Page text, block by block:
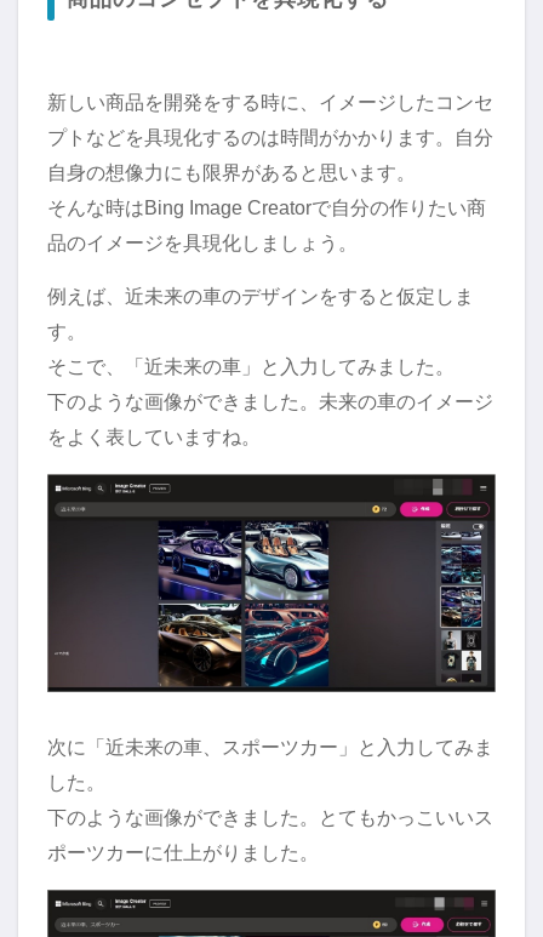
新しい商品を開発をする時に、イメージしたコンセ
プトなどを具現化するのは時間がかかります。自分
自身の想像力にも限界があると思います。
そんな時はBing Image Creatorで自分の作りたい商
品のイメージを具現化しましょう。
例えば、近未来の車のデザインをすると仮定しま
す。
そこで、「近未来の車」と入力してみました。
下のような画像ができました。未来の車のイメージ
をよく表していますね。
次に「近未来の車、スポーツカー」と入力してみま
した。
下のような画像ができました。とてもかっこいいス
ポーツカーに仕上がりました。